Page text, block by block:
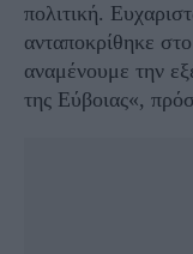
πολιτική.
ανταποκρίθηκε
αναμένουμε την
της Εύβοιας«,